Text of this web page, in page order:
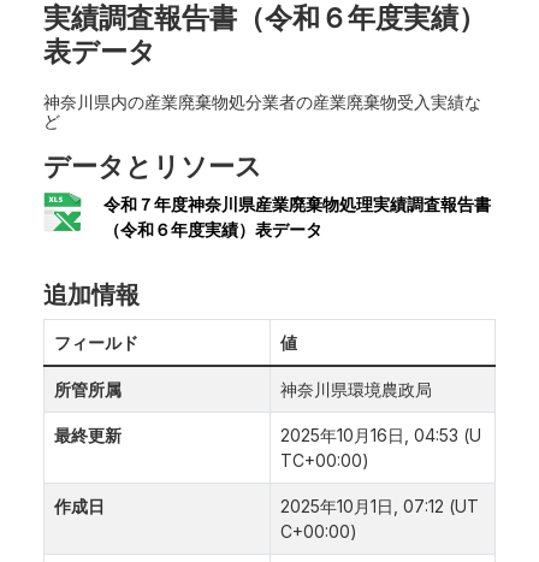
実績調査報告書（令和６年度実績）
表データ
神奈川県内の産業廃棄物処分業者の産業廃棄物受入実績な
ど
データとリソース
令和７年度神奈川県産業廃棄物処理実績調査報告書
（令和６年度実績）表データ
追加情報
フィールド 値
所管所属 神奈川県環境農政局
最終更新
2025年10月16日, 04:53 (U
TC+00:00)
作成日
2025年10月1日, 07:12 (UT
C+00:00)